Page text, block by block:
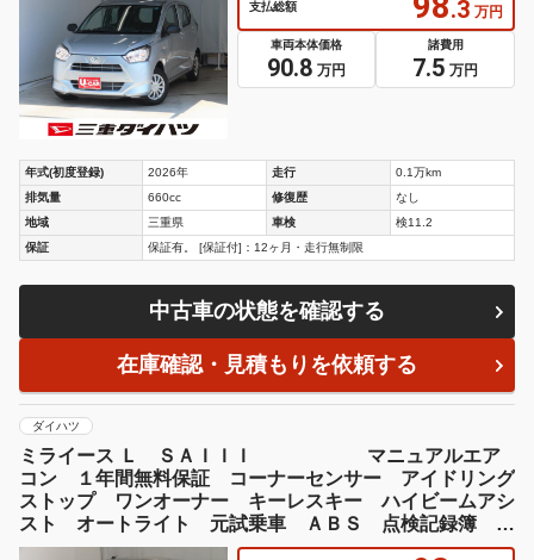
支払総額 .3 万円
車両本体価格
90.8 万円
諸費用
7.5 万円
年式(初度登録) 2026年 走行
0.1万km
排気量
660cc 修復歴
なし
地域
三重県 車検
検11.2
保証
保証有。 [保証付]：12ヶ月・走行無制限
中古車の状態を確認する
在庫確認・見積もりを依頼する
ダイハツ
ミライース Ｌ ＳＡＩＩＩ マニュアルエア
コン １年間無料保証 コーナーセンサー アイドリング
ストップ ワンオーナー キーレスキー ハイビームアシ
スト オートライト 元試乗車 ＡＢＳ 点検記録簿 パ
ワーウィンドウ 衝突回避支援ブレーキ ペダル踏み間違